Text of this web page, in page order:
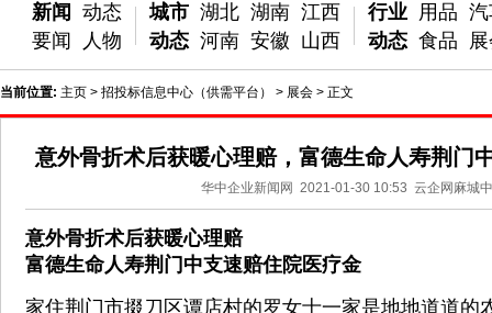
新闻
要闻
动态
人物
城市
动态
湖北 湖南 江西
河南 安徽 山西
行业
动态
用品
食品
当前位置: 主页 > 招投标信息中心（供需平台） > 展会 > 正文
意外骨折术后获暖心理赔，富德生命人寿荆门
华中企业新闻网 2021-01-30 10:53 云企网麻城
意外骨折术后获暖心理赔
富德生命人寿荆门中支速赔住院医疗金
家住荆门市掇刀区谭店村的罗女士一家是地地道道的